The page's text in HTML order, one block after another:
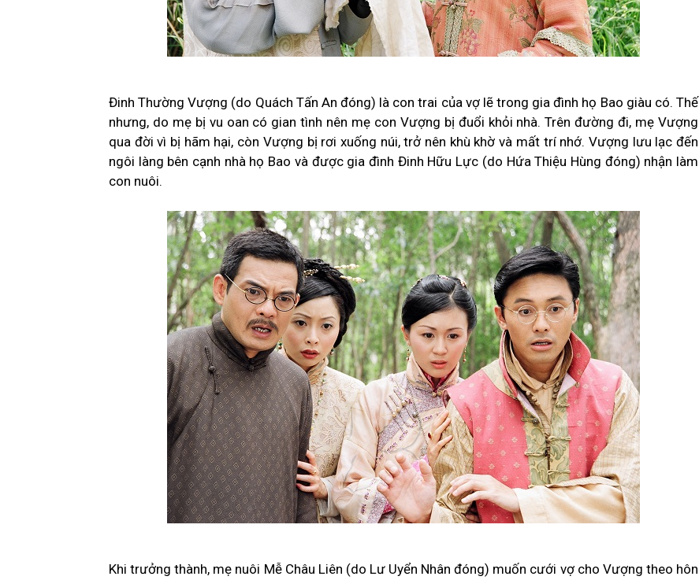
Đinh Thường Vượng (do Quách Tấn An đóng) là con trai của vợ lẽ trong gia đình họ Bao giàu có. Thế
nhưng, do mẹ bị vu oan có gian tình nên mẹ con Vượng bị đuổi khỏi nhà. Trên đường đi, mẹ Vượng
qua đời vì bị hãm hại, còn Vượng bị rơi xuống núi, trở nên khù khờ và mất trí nhớ. Vượng lưu lạc đến
ngôi làng bên cạnh nhà họ Bao và được gia đình Đinh Hữu Lực (do Hứa Thiệu Hùng đóng) nhận làm
con nuôi.
Khi trưởng thành, mẹ nuôi Mễ Châu Liên (do Lư Uyển Nhân đóng) muốn cưới vợ cho Vượng theo hôn